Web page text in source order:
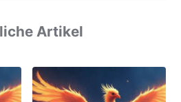
Artikel